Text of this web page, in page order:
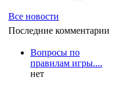
Все новости
Последние комментарии
Вопросы по
правилам игры....
нет